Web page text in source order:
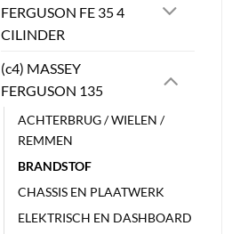
FERGUSON FE 35 4
CILINDER
(c4) MASSEY
FERGUSON 135
ACHTERBRUG / WIELEN /
REMMEN
BRANDSTOF
CHASSIS EN PLAATWERK
ELEKTRISCH EN DASHBOARD